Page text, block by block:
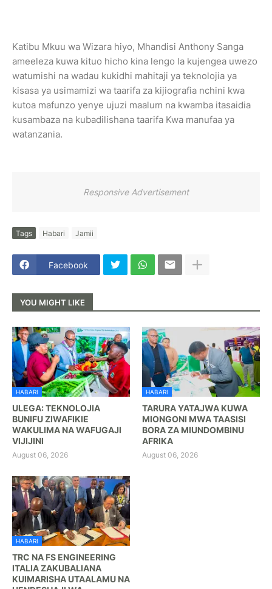
Katibu Mkuu wa Wizara hiyo, Mhandisi Anthony Sanga
ameeleza kuwa kituo hicho kina lengo la kujengea uwezo
watumishi na wadau kukidhi mahitaji ya teknolojia ya
kisasa ya usimamizi wa taarifa za kijiografia nchini kwa
kutoa mafunzo yenye ujuzi maalum na kwamba itasaidia
kusambaza na kubadilishana taarifa Kwa manufaa ya
watanzania.
Responsive Advertisement
Tags Habari Jamii
Facebook
YOU MIGHT LIKE
HABARI
ULEGA: TEKNOLOJIA
BUNIFU ZIWAFIKIE
WAKULIMA NA WAFUGAJI
VIJIJINI
August 06, 2026
HABARI
TARURA YATAJWA KUWA
MIONGONI MWA TAASISI
BORA ZA MIUNDOMBINU
AFRIKA
August 06, 2026
HABARI
TRC NA FS ENGINEERING
ITALIA ZAKUBALIANA
KUIMARISHA UTAALAMU NA